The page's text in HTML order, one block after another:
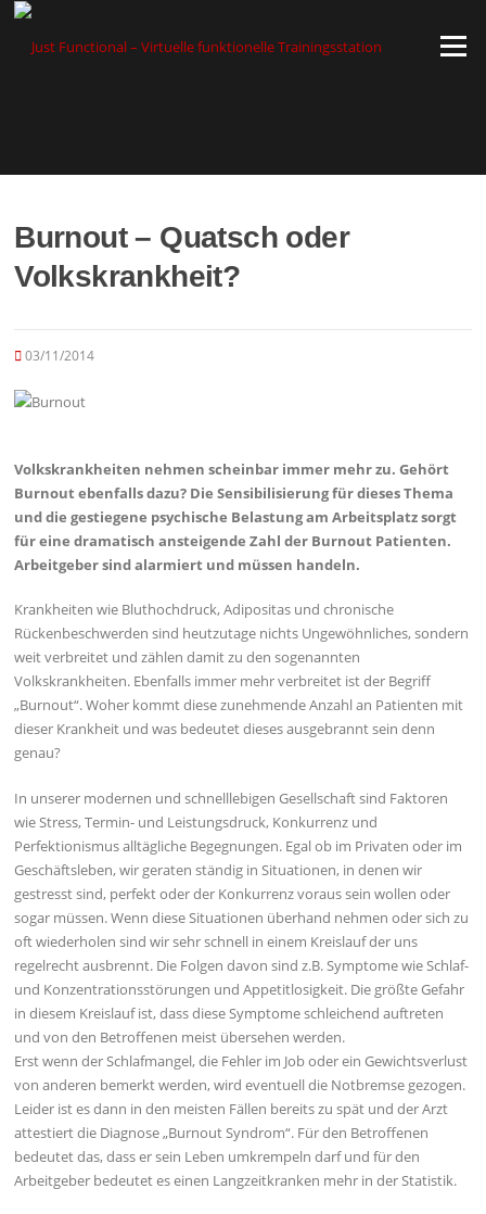
Zum
springen
Menü
Burnout – Quatsch oder
Volkskrankheit?
03/11/2014
Volkskrankheiten nehmen scheinbar immer mehr zu. Gehört
Burnout ebenfalls dazu? Die Sensibilisierung für dieses Thema
und die gestiegene psychische Belastung am Arbeitsplatz sorgt
für eine dramatisch ansteigende Zahl der Burnout Patienten.
Arbeitgeber sind alarmiert und müssen handeln.
Krankheiten wie Bluthochdruck, Adipositas und chronische
Rückenbeschwerden sind heutzutage nichts Ungewöhnliches, sondern
weit verbreitet und zählen damit zu den sogenannten
Volkskrankheiten. Ebenfalls immer mehr verbreitet ist der Begriff
„Burnout“. Woher kommt diese zunehmende Anzahl an Patienten mit
dieser Krankheit und was bedeutet dieses ausgebrannt sein denn
genau?
In unserer modernen und schnelllebigen Gesellschaft sind Faktoren
wie Stress, Termin- und Leistungsdruck, Konkurrenz und
Perfektionismus alltägliche Begegnungen. Egal ob im Privaten oder im
Geschäftsleben, wir geraten ständig in Situationen, in denen wir
gestresst sind, perfekt oder der Konkurrenz voraus sein wollen oder
sogar müssen. Wenn diese Situationen überhand nehmen oder sich zu
oft wiederholen sind wir sehr schnell in einem Kreislauf der uns
regelrecht ausbrennt. Die Folgen davon sind z.B. Symptome wie Schlaf-
und Konzentrationsstörungen und Appetitlosigkeit. Die größte Gefahr
in diesem Kreislauf ist, dass diese Symptome schleichend auftreten
und von den Betroffenen meist übersehen werden.
Erst wenn der Schlafmangel, die Fehler im Job oder ein Gewichtsverlust
von anderen bemerkt werden, wird eventuell die Notbremse gezogen.
Leider ist es dann in den meisten Fällen bereits zu spät und der Arzt
attestiert die Diagnose „Burnout Syndrom“. Für den Betroffenen
bedeutet das, dass er sein Leben umkrempeln darf und für den
Arbeitgeber bedeutet es einen Langzeitkranken mehr in der Statistik.